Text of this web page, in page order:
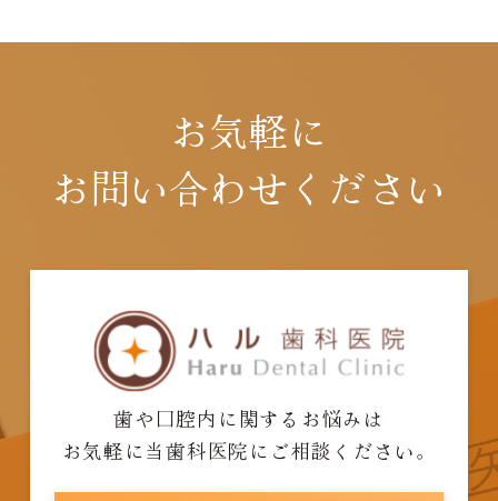
お気軽に
お問い合わせください
歯や口腔内に関するお悩みは
お気軽に当歯科医院にご相談ください。